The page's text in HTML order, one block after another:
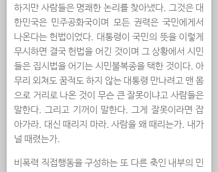
하지만 사람들은 명쾌한 논리를 찾아냈다. 그것은 대
한민국은 민주공화국이며 모든 권력은 국민에게서
나온다는 헌법이었다. 대통령이 국민의 뜻을 이렇게
무시하면 결국 헌법을 어긴 것이며 그 상황에서 시민
들은 집시법을 어기는 시민불복종을 택한 것이다. 아
무리 외쳐도 꿈적도 하지 않는 대통령 만나려고 맨 몸
으로 거리로 나온 것이 무슨 큰 잘못이냐고 사람들은
말한다. 그리고 기꺼이 말한다. 그게 잘못이라면 잡
아가라. 대신 때리지 마라. 사람을 왜 때리는가. 내가
널 때렸는가.
비폭력 직접행동을 구성하는 또 다른 축인 내부의 민